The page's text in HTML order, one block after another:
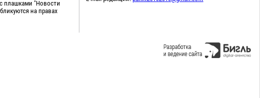
плашками "Новости
на правах